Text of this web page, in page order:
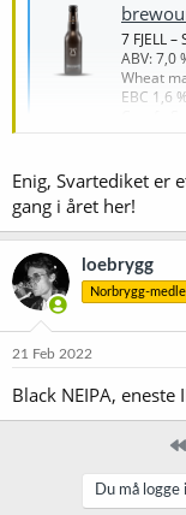
7 FJELL
ABV: 7,0
Wheat
EBC 1,6
Carafa
Fås også som ferdig
Brygger denne og
Svartediket er hakket
Enig, Svartediket er
gang i året her!
loebrygg
Norbrygg-
21 Feb 2022
Black NEIPA,
Du må